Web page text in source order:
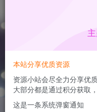
（14420期）线上兼
入500+
1年前更新
本站分享优质资源
资源小站会尽全力分享优
大部分都是通过积分获取
这是一条系统弹窗通知